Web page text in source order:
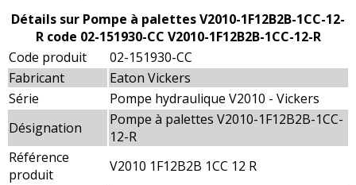
Détails sur Pompe à palettes V2010-1F12B2B-1CC-12-
R code 02-151930-CC V2010-1F12B2B-1CC-12-R
Code produit
02-151930-CC
Fabricant
Eaton Vickers
Série
Pompe hydraulique V2010 - Vickers
Désignation
Pompe à palettes V2010-1F12B2B-1CC-
12-R
Référence
produit
V2010 1F12B2B 1CC 12 R